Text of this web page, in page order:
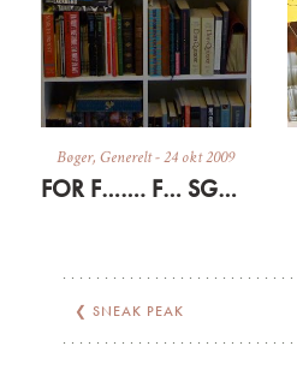
Bøger,Generelt-24 okt 2009
FOR F……. F… SGU DA OG LIDT OM BØGER
❮ SNEAK PEAK